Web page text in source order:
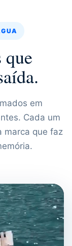
em
Cada um
marca que faz